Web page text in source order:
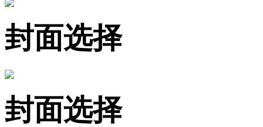
封面选择
封面选择